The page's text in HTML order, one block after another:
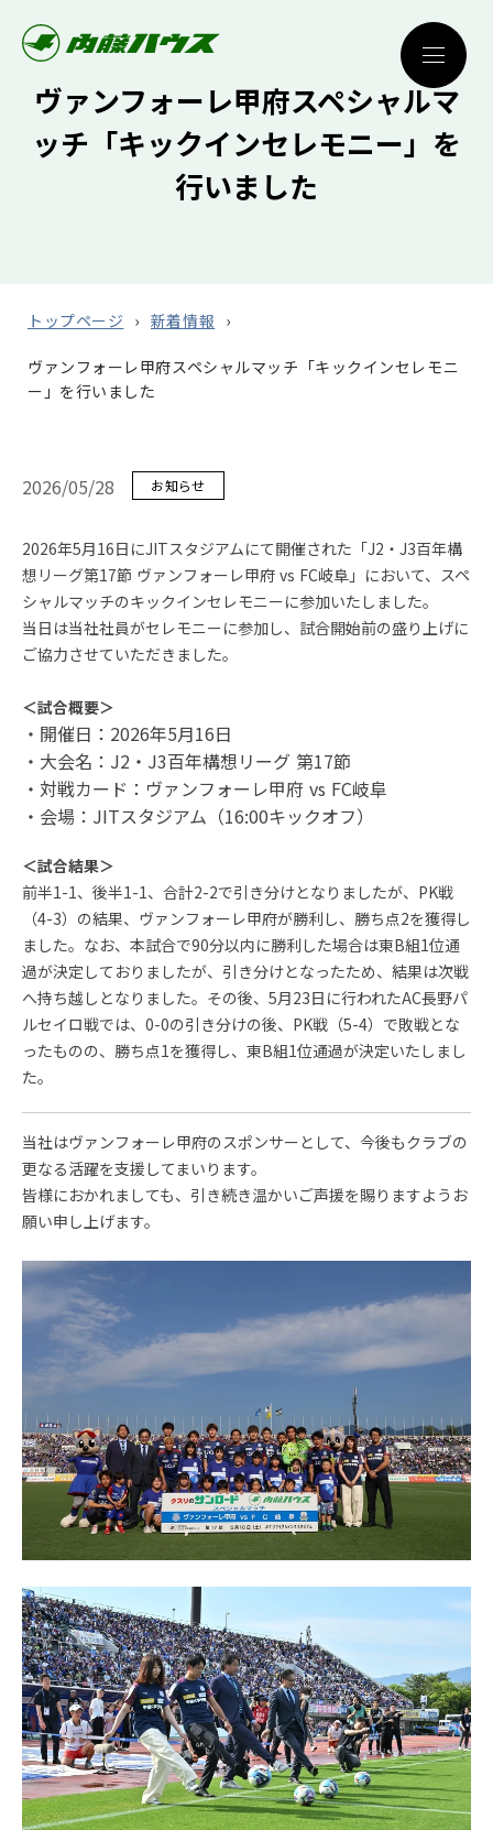
ヴァンフォーレ甲府スペシャルマ
ッチ「キックインセレモニー」を
行いました
トップページ 新着情報
ヴァンフォーレ甲府スペシャルマッチ「キックインセレモニ
ー」を行いました
2026/05/28 お知らせ
2026年5月16日にJITスタジアムにて開催された「J2・J3百年構
想リーグ第17節 ヴァンフォーレ甲府 vs FC岐阜」において、スペ
シャルマッチのキックインセレモニーに参加いたしました。
当日は当社社員がセレモニーに参加し、試合開始前の盛り上げに
ご協力させていただきました。
＜試合概要＞
・開催日：2026年5月16日
・大会名：J2・J3百年構想リーグ 第17節
・対戦カード：ヴァンフォーレ甲府 vs FC岐阜
・会場：JITスタジアム（16:00キックオフ）
＜試合結果＞
前半1-1、後半1-1、合計2-2で引き分けとなりましたが、PK戦
（4-3）の結果、ヴァンフォーレ甲府が勝利し、勝ち点2を獲得し
ました。なお、本試合で90分以内に勝利した場合は東B組1位通
過が決定しておりましたが、引き分けとなったため、結果は次戦
へ持ち越しとなりました。その後、5月23日に行われたAC長野パ
ルセイロ戦では、0-0の引き分けの後、PK戦（5-4）で敗戦とな
ったものの、勝ち点1を獲得し、東B組1位通過が決定いたしまし
た。
当社はヴァンフォーレ甲府のスポンサーとして、今後もクラブの
更なる活躍を支援してまいります。
皆様におかれましても、引き続き温かいご声援を賜りますようお
願い申し上げます。